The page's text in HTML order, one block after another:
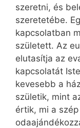
szeretni, és
szeretetébe.
kapcsolatban
született. Az
elutasítja az
kapcsolatát
kevesebb a
születik, mint
értik, mi a